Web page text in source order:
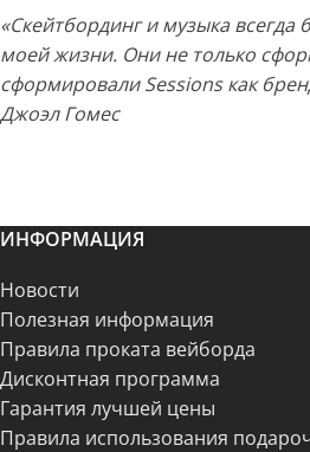
«Скейтбординг и музыка
моей жизни. Они не только
сформировали Sessions как
Джоэл Гомес
ИНФОРМАЦИЯ
Новости
Полезная информация
Правила проката вейборда
Дисконтная программа
Гарантия лучшей цены
Правила использования